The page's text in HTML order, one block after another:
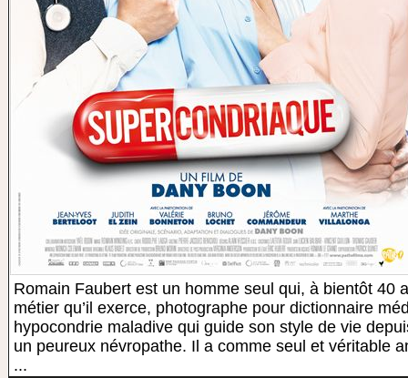
Romain Faubert est un homme seul qui, à bientôt 40
métier qu’il exerce, photographe pour dictionnaire
hypocondrie maladive qui guide son style de vie
un peureux névropathe. Il a comme seul et véritable
...